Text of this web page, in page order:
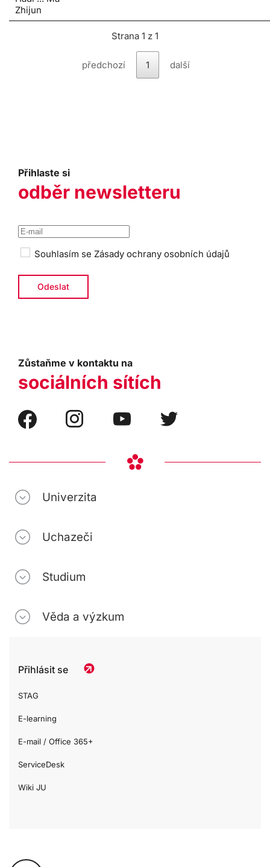
Zhijun
Strana 1 z 1
předchozí 1 další
Přihlaste si
odběr newsletteru
Souhlasím se Zásady ochrany osobních údajů
Zůstaňme v kontaktu na
sociálních sítích
Univerzita
Uchazeči
Studium
Věda a výzkum
Přihlásit se
STAG
E-learning
E-mail / Office 365+
ServiceDesk
Wiki JU